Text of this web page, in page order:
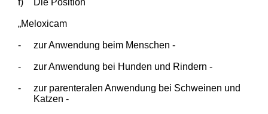
„Meloxicam
- zur Anwendung beim Menschen -
- zur Anwendung bei Hunden und Rindern -
-
zur parenteralen Anwendung bei Schweinen und
Katzen -